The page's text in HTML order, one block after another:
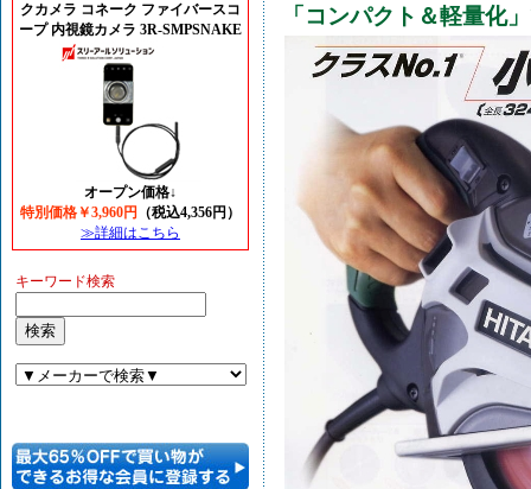
クカメラ コネーク ファイバースコ
ープ 内視鏡カメラ 3R-SMPSNAKE
オープン価格↓
特別価格￥3,960円
（税込4,356円）
≫詳細はこちら
キーワード検索
「コンパクト＆軽量化